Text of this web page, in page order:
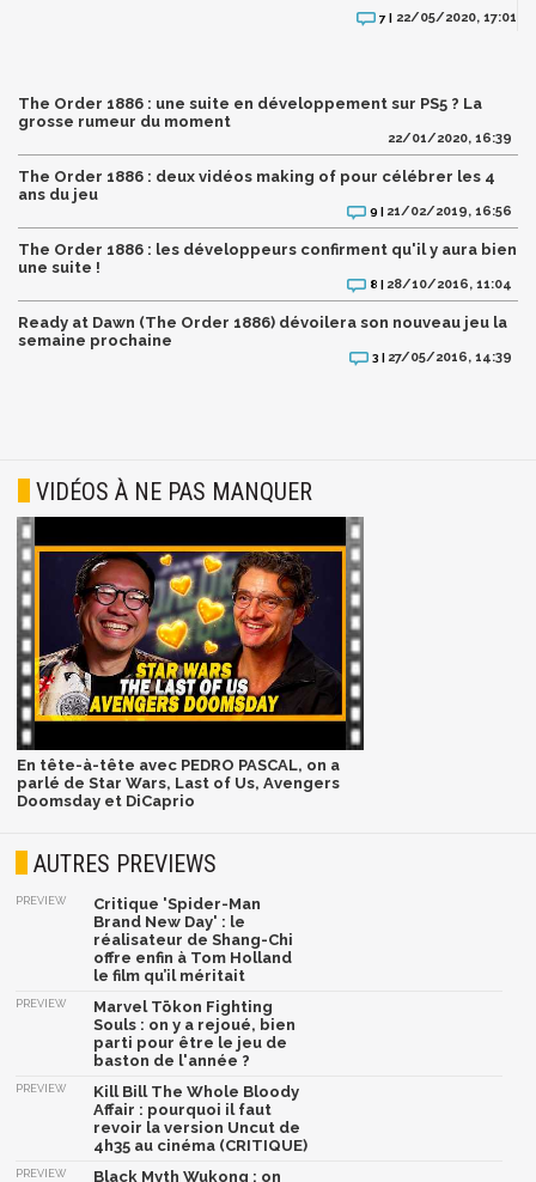
7 | 22/05/2020, 17:01
The Order 1886 : une suite en développement sur PS5 ? La
grosse rumeur du moment
22/01/2020, 16:39
The Order 1886 : deux vidéos making of pour célébrer les 4
ans du jeu
9 | 21/02/2019, 16:56
The Order 1886 : les développeurs confirment qu'il y aura bien
une suite !
8 | 28/10/2016, 11:04
Ready at Dawn (The Order 1886) dévoilera son nouveau jeu la
semaine prochaine
3 | 27/05/2016, 14:39
VIDÉOS À NE PAS MANQUER
En tête-à-tête avec PEDRO PASCAL, on a
parlé de Star Wars, Last of Us, Avengers
Doomsday et DiCaprio
AUTRES PREVIEWS
PREVIEW
Critique 'Spider-Man
Brand New Day' : le
réalisateur de Shang-Chi
offre enfin à Tom Holland
le film qu’il méritait
PREVIEW
Marvel Tōkon Fighting
Souls : on y a rejoué, bien
parti pour être le jeu de
baston de l'année ?
PREVIEW
Kill Bill The Whole Bloody
Affair : pourquoi il faut
revoir la version Uncut de
4h35 au cinéma (CRITIQUE)
PREVIEW Black Myth Wukong : on